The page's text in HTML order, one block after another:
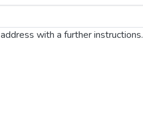
with a further instructions.